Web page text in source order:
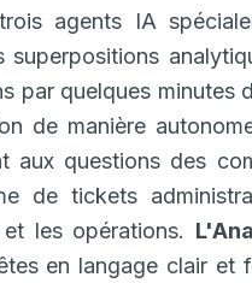
agents IA
superpositions
par quelques minutes
de manière
aux questions des
de tickets
les opérations.
en langage clair